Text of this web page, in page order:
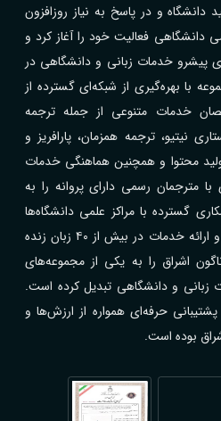
دانشگاه و در پاسخ به نیاز روزافزون
فعالیت خود را آغاز کرد و
پیشرو خدمات زبانی و دانشگاهی در
با بهره‌گیری از شبکه‌ای گسترده از
خدمات متنوعی از جمله ترجمه
نیتیو، ترجمه همزمان، پارافریز و
محتوا و همچنین هماهنگی خدمات
مترجمان رسمی دارای پروانه را به
گسترده با مراکز علمی دانشگاه‌ها
شرکت‌ها و سازمان‌های مختلف و ارائه خدمات در بیش از ۴۰ زبان زنده
اشراق را به یکی از مجموعه‌های
و دانشگاهی تبدیل کرده است.
حرفه‌ای همواره از ارزش‌ها و
بوده است.